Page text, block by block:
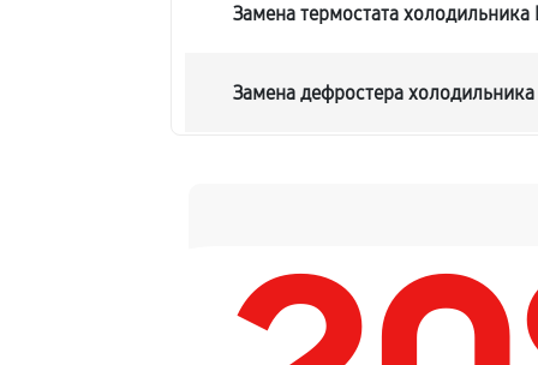
Замена термостата холодильника
Замена дефростера холодильника
Перевешивание дверей